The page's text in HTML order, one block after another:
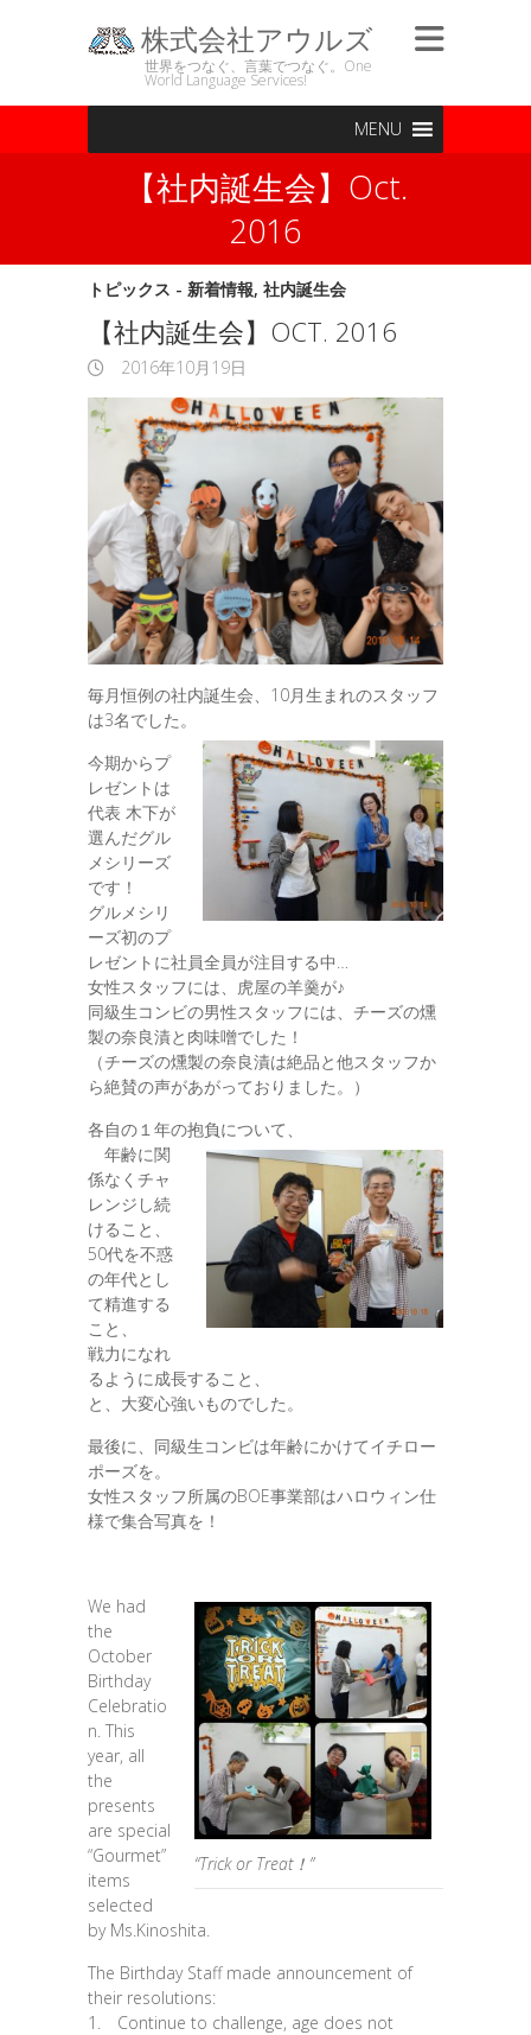
株式会社アウルズ
世界をつなぐ、言葉でつなぐ。One
World Language Services!
MENU
【社内誕生会】Oct.
2016
トピックス - 新着情報, 社内誕生会
【社内誕生会】OCT. 2016
2016年10月19日
毎月恒例の社内誕生会、10月生まれのスタッフ
は3名でした。
今期からプ
レゼントは
代表 木下が
選んだグル
メシリーズ
です！
グルメシリ
ーズ初のプ
レゼントに社員全員が注目する中…
女性スタッフには、虎屋の羊羹が♪
同級生コンビの男性スタッフには、チーズの燻
製の奈良漬と肉味噌でした！
（チーズの燻製の奈良漬は絶品と他スタッフか
ら絶賛の声があがっておりました。）
各自の１年の抱負について、
年齢に関
係なくチャ
レンジし続
けること、
50代を不惑
の年代とし
て精進する
こと、
戦力になれ
るように成長すること、
と、大変心強いものでした。
最後に、同級生コンビは年齢にかけてイチロー
ポーズを。
女性スタッフ所属のBOE事業部はハロウィン仕
様で集合写真を！
“Trick or Treat！”
We had
the
October
Birthday
Celebratio
n. This
year, all
the
presents
are special
“Gourmet”
items
selected
by Ms.Kinoshita.
The Birthday Staff made announcement of
their resolutions:
1. Continue to challenge, age does not